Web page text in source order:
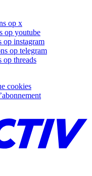
op x
op youtube
op instagram
op telegram
op threads
cookies